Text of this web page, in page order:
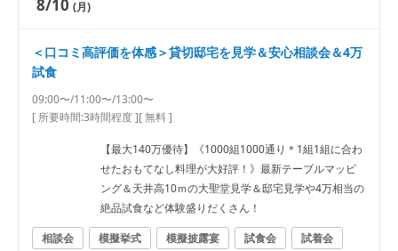
8/10 (月)
＜口コミ高評価を体感＞貸切邸宅を見学＆安心相談会＆4万
試食
09:00〜/11:00〜/13:00〜
[ 所要時間:3時間程度][ 無料 ]
【最大140万優待】《1000組1000通り＊1組1組に合わ
せたおもてなし料理が大好評！》最新テーブルマッピ
ング＆天井高10ｍの大聖堂見学＆邸宅見学や4万相当の
絶品試食など体験盛りだくさん！
相談会
模擬挙式 模擬披露宴 試食会
試着会